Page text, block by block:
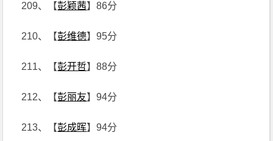
209、【彭颖茜】86分
210、【彭维德】95分
211、【彭开哲】88分
212、【彭丽友】94分
213、【彭成晖】94分